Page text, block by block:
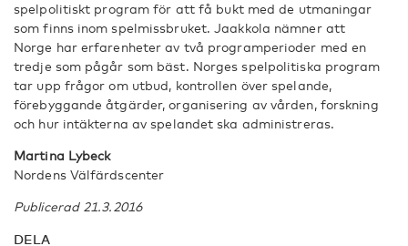
spelpolitiskt program för att få bukt med de utmaningar
som finns inom spelmissbruket. Jaakkola nämner att
Norge har erfarenheter av två programperioder med en
tredje som pågår som bäst. Norges spelpolitiska program
tar upp frågor om utbud, kontrollen över spelande,
förebyggande åtgärder, organisering av vården, forskning
och hur intäkterna av spelandet ska administreras.
Martina Lybeck
Nordens Välfärdscenter
Publicerad 21.3.2016
DELA